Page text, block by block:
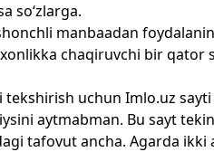
so‘zlarga.
manbaadan
chaqiruvchi bir qator
tekshirish uchun Imlo.uz
aytmabman. Bu sayt
tafovut ancha. Agarda